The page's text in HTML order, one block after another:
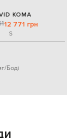
KOMA
12 771 грн
S
Боді